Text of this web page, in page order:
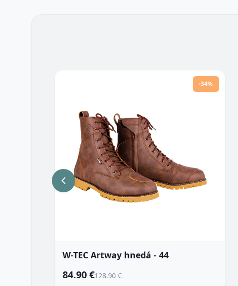
-34%
W-TEC Artway hnedá - 44
84.90 €128.90 €